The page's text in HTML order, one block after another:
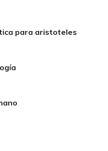
para aristoteles